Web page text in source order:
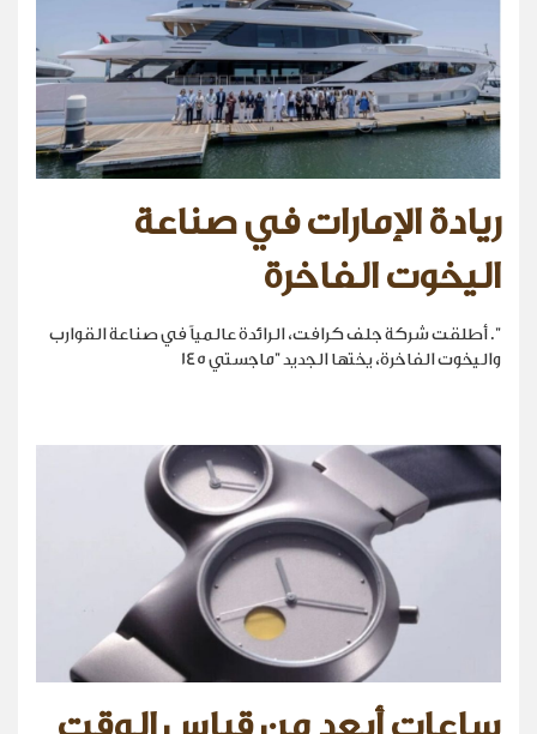
ريادة الإمارات في صناعة
اليخوت الفاخرة
". أطلقت شركة جلف كرافت، الرائدة عالمياً في صناعة القوارب
واليخوت الفاخرة، يختها الجديد "ماجستي 145